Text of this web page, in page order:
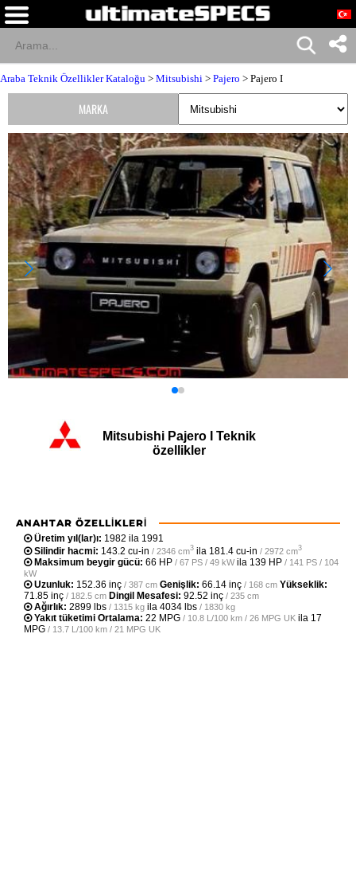
Araba Teknik Özellikler Kataloğu > Mitsubishi > Pajero > Pajero I
Mitsubishi Pajero I Teknik
özellikler
ANAHTAR ÖZELLIKLERI
Üretim yıl(lar)ı: 1982 ila 1991
Silindir hacmi: 143.2 cu-in / 2346 cm3 ila 181.4 cu-in / 2972 cm3
Maksimum beygir gücü: 66 HP / 67 PS / 49 kWila 139 HP / 141 PS / 104
kW
Uzunluk: 152.36 inç / 387 cm Genişlik: 66.14 inç / 168 cm Yükseklik:
71.85 inç / 182.5 cm Dingil Mesafesi: 92.52 inç / 235 cm
Ağırlık: 2899 lbs / 1315 kg ila 4034 lbs / 1830 kg
Yakıt tüketimi Ortalama: 22 MPG / 10.8 L/100 km / 26 MPG UK ila 17
MPG / 13.7 L/100 km / 21 MPG UK
MARKA